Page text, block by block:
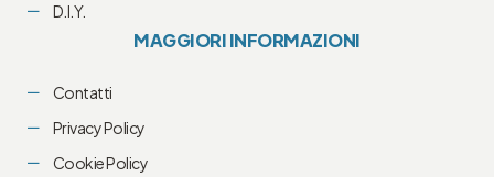
D.I.Y.
MAGGIORI INFORMAZIONI
Contatti
Privacy Policy
Cookie Policy